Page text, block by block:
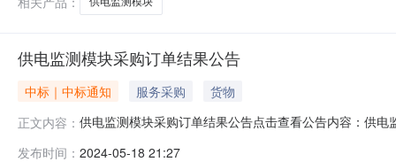
供电监测模块采购订单结果公告
中标｜中标通知 服务采购
货物
正文内容： 供电监测模块采购订单结果公告点击查看公告内容：供
发布时间： 2024-05-18 21:27